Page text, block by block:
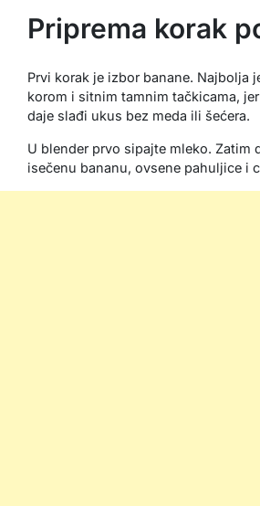
Priprema korak
Prvi korak je izbor banane. Najbolja
korom i sitnim tamnim tačkicama,
daje slađi ukus bez meda ili šećera.
U blender prvo sipajte mleko. Zatim
isečenu bananu, ovsene pahuljice i